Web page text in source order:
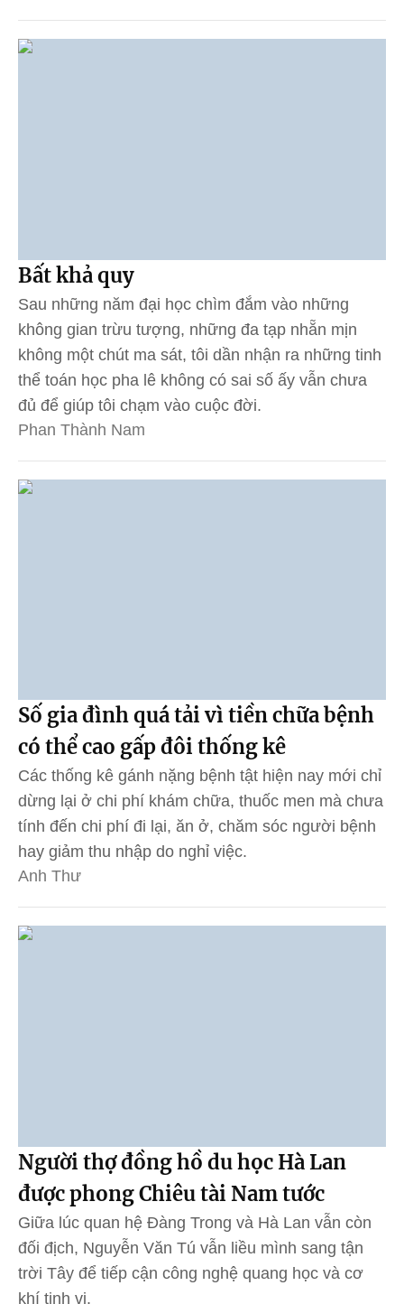
Bất khả quy
Sau những năm đại học chìm đắm vào những
không gian trừu tượng, những đa tạp nhẵn mịn
không một chút ma sát, tôi dần nhận ra những tinh
thể toán học pha lê không có sai số ấy vẫn chưa
đủ để giúp tôi chạm vào cuộc đời.
Phan Thành Nam
Số gia đình quá tải vì tiền chữa bệnh
có thể cao gấp đôi thống kê
Các thống kê gánh nặng bệnh tật hiện nay mới chỉ
dừng lại ở chi phí khám chữa, thuốc men mà chưa
tính đến chi phí đi lại, ăn ở, chăm sóc người bệnh
hay giảm thu nhập do nghỉ việc.
Anh Thư
Người thợ đồng hồ du học Hà Lan
được phong Chiêu tài Nam tước
Giữa lúc quan hệ Đàng Trong và Hà Lan vẫn còn
đối địch, Nguyễn Văn Tú vẫn liều mình sang tận
trời Tây để tiếp cận công nghệ quang học và cơ
khí tinh vi.